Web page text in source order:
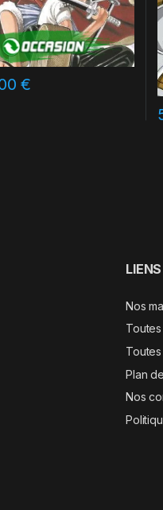
€
LIENS
Nos
Plan
Nos